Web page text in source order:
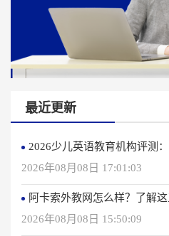
最近更新
2026少儿英语教育机构评测：阿卡
2026年08月08日 17:01:03
阿卡索外教网怎么样？了解这三点
2026年08月08日 15:50:09